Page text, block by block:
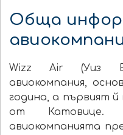
Обща
Wizz Air (Уиз
авиокомпания,
година, а първият й
от Катовице.
авиокомпанията